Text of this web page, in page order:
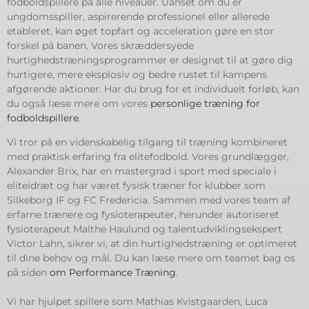
ungdomsspiller, aspirerende professionel eller allerede
etableret, kan øget topfart og acceleration gøre en stor
forskel på banen. Vores skræddersyede
hurtighedstræningsprogrammer er designet til at gøre dig
hurtigere, mere eksplosiv og bedre rustet til kampens
afgørende aktioner. Har du brug for et individuelt forløb, kan
du også læse mere om vores personlige træning for
fodboldspillere.
Vi tror på en videnskabelig tilgang til træning kombineret
med praktisk erfaring fra elitefodbold. Vores grundlægger,
Alexander Brix, har en mastergrad i sport med speciale i
eliteidræt og har været fysisk træner for klubber som
Silkeborg IF og FC Fredericia. Sammen med vores team af
erfarne trænere og fysioterapeuter, herunder autoriseret
fysioterapeut Malthe Haulund og talentudviklingsekspert
Victor Lahn, sikrer vi, at din hurtighedstræning er optimeret
til dine behov og mål. Du kan læse mere om teamet bag os
på siden om Performance Træning.
Vi har hjulpet spillere som Mathias Kvistgaarden, Luca